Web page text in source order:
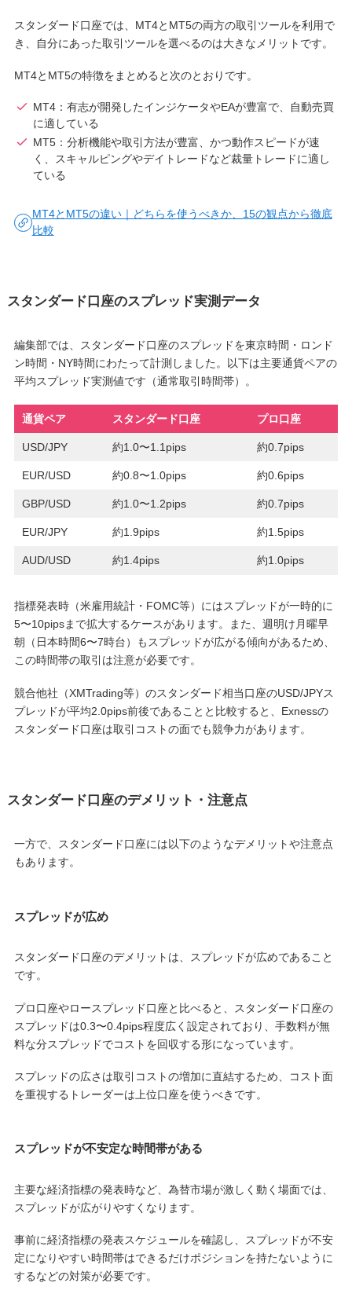
スタンダード口座では、MT4とMT5の両方の取引ツールを利用で
き、自分にあった取引ツールを選べるのは大きなメリットです。
MT4とMT5の特徴をまとめると次のとおりです。
MT4：有志が開発したインジケータやEAが豊富で、自動売買
に適している
MT5：分析機能や取引方法が豊富、かつ動作スピードが速
く、スキャルピングやデイトレードなど裁量トレードに適し
ている
MT4とMT5の違い｜どちらを使うべきか、15の観点から徹底
比較
スタンダード口座のスプレッド実測データ
編集部では、スタンダード口座のスプレッドを東京時間・ロンド
ン時間・NY時間にわたって計測しました。以下は主要通貨ペアの
平均スプレッド実測値です（通常取引時間帯）。
通貨ペア スタンダード口座 プロ口座
USD/JPY 約1.0〜1.1pips 約0.7pips
EUR/USD 約0.8〜1.0pips 約0.6pips
GBP/USD 約1.0〜1.2pips 約0.7pips
EUR/JPY 約1.9pips 約1.5pips
AUD/USD 約1.4pips 約1.0pips
指標発表時（米雇用統計・FOMC等）にはスプレッドが一時的に
5〜10pipsまで拡大するケースがあります。また、週明け月曜早
朝（日本時間6〜7時台）もスプレッドが広がる傾向があるため、
この時間帯の取引は注意が必要です。
競合他社（XMTrading等）のスタンダード相当口座のUSD/JPYス
プレッドが平均2.0pips前後であることと比較すると、Exnessの
スタンダード口座は取引コストの面でも競争力があります。
スタンダード口座のデメリット・注意点
一方で、スタンダード口座には以下のようなデメリットや注意点
もあります。
スプレッドが広め
スタンダード口座のデメリットは、スプレッドが広めであること
です。
プロ口座やロースプレッド口座と比べると、スタンダード口座の
スプレッドは0.3〜0.4pips程度広く設定されており、手数料が無
料な分スプレッドでコストを回収する形になっています。
スプレッドの広さは取引コストの増加に直結するため、コスト面
を重視するトレーダーは上位口座を使うべきです。
スプレッドが不安定な時間帯がある
主要な経済指標の発表時など、為替市場が激しく動く場面では、
スプレッドが広がりやすくなります。
事前に経済指標の発表スケジュールを確認し、スプレッドが不安
定になりやすい時間帯はできるだけポジションを持たないように
するなどの対策が必要です。